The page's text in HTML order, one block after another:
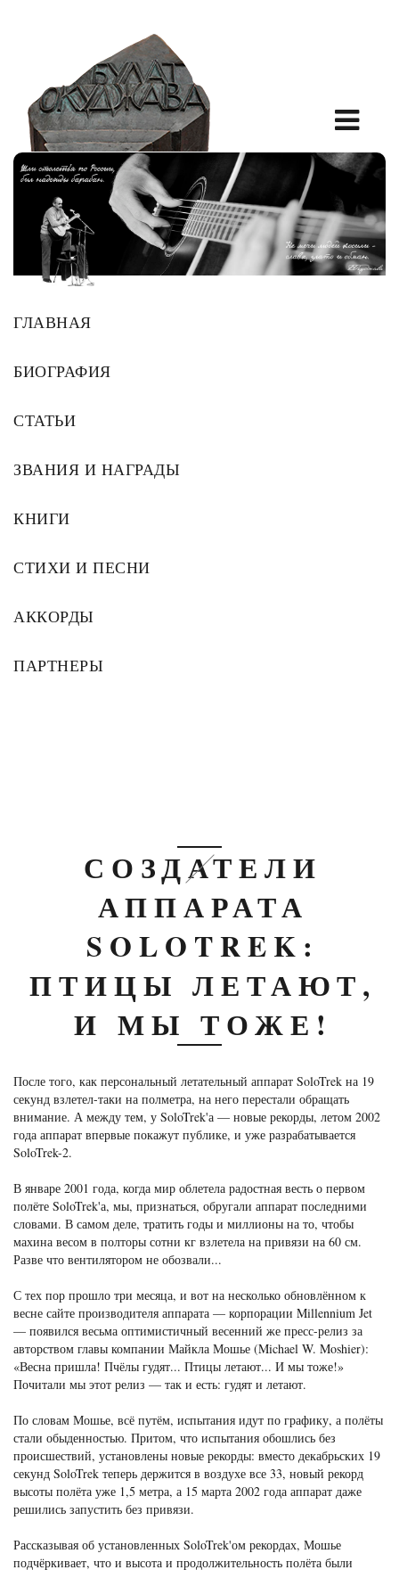
ГЛАВНАЯ
БИОГРАФИЯ
СТАТЬИ
ЗВАНИЯ И НАГРАДЫ
КНИГИ
СТИХИ И ПЕСНИ
АККОРДЫ
ПАРТНЕРЫ
СОЗДАТЕЛИ
АППАРАТА
SOLOTREK:
ПТИЦЫ ЛЕТАЮТ,
И МЫ ТОЖЕ!
После того, как персональный летательный аппарат SoloTrek на 19
секунд взлетел-таки на полметра, на него перестали обращать
внимание. А между тем, у SoloTrek'а — новые рекорды, летом 2002
года аппарат впервые покажут публике, и уже разрабатывается
SoloTrek-2.
В январе 2001 года, когда мир облетела радостная весть о первом
полёте SoloTrek'а, мы, признаться, обругали аппарат последними
словами. В самом деле, тратить годы и миллионы на то, чтобы
махина весом в полторы сотни кг взлетела на привязи на 60 см.
Разве что вентилятором не обозвали...
С тех пор прошло три месяца, и вот на несколько обновлённом к
весне сайте производителя аппарата — корпорации Millennium Jet
— появился весьма оптимистичный весенний же пресс-релиз за
авторством главы компании Майкла Мошье (Michael W. Moshier):
«Весна пришла! Пчёлы гудят... Птицы летают... И мы тоже!»
Почитали мы этот релиз — так и есть: гудят и летают.
По словам Мошье, всё путём, испытания идут по графику, а полёты
стали обыденностью. Притом, что испытания обошлись без
происшествий, установлены новые рекорды: вместо декабрьских 19
секунд SoloTrek теперь держится в воздухе все 33, новый рекорд
высоты полёта уже 1,5 метра, а 15 марта 2002 года аппарат даже
решились запустить без привязи.
Рассказывая об установленных SoloTrek'ом рекордах, Мошье
подчёркивает, что и высота и продолжительность полёта были